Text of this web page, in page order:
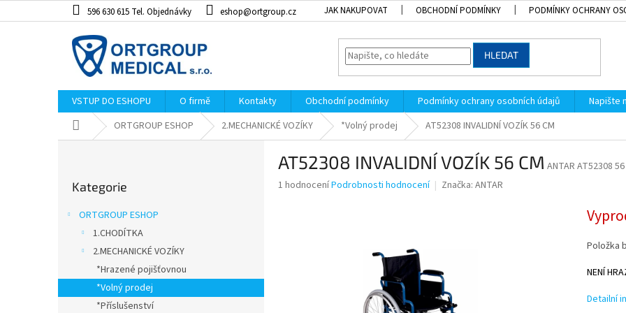
na
596 630 615 Tel. Objednávky eshop@ortgroup.cz JAK NAKUPOVAT OBCHODNÍ PODMÍNKY PODMÍNKY OCHRANY
HLEDAT
VSTUP DO ESHOPU O firmě Kontakty Obchodní podmínky Podmínky ochrany osobních údajů Napište
Domů ORTGROUP ESHOP 2.MECHANICKÉ VOZÍKY *Volný prodej AT52308 INVALIDNÍ VOZÍK 56 CM
a
kategorie
Kategorie
ORTGROUP ESHOP
1.CHODÍTKA
2.MECHANICKÉ VOZÍKY
*Hrazené pojišťovnou
*Volný prodej
*Příslušenství
AT52308 INVALIDNÍ VOZÍK 56 CM ANTAR AT52308 56
Průměrné
1 hodnoceníPodrobnosti hodnocení Značka: ANTAR
Položka
NENÍ
Detailní